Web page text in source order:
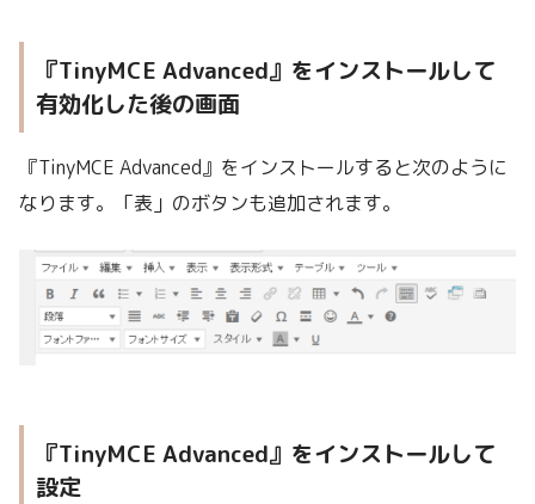
『TinyMCE Advanced』をインストールして
有効化した後の画面
『TinyMCE Advanced』をインストールすると次のように
なります。「表」のボタンも追加されます。
『TinyMCE Advanced』をインストールして
設定